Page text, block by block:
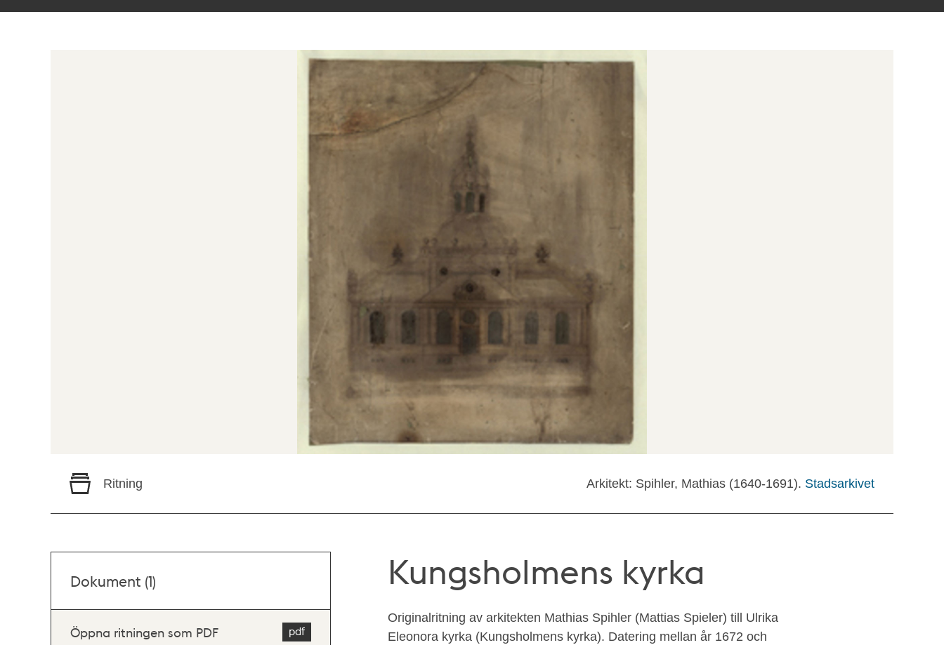
Ritning Arkitekt: Spihler, Mathias (1640-1691). Stadsarkivet
Kungsholmens kyrka
Originalritning av arkitekten Mathias Spihler (Mattias Spieler) till Ulrika
Eleonora kyrka (Kungsholmens kyrka). Datering mellan år 1672 och
Dokument (1)
Öppna ritningen som PDF